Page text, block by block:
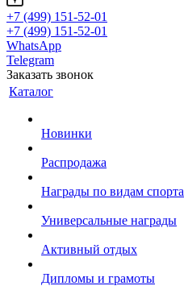
+7 (499) 151-52-01
+7 (499) 151-52-01
WhatsApp
Telegram
Заказать звонок
Каталог
Новинки
Распродажа
Награды по видам спорта
Универсальные награды
Активный отдых
Дипломы и грамоты